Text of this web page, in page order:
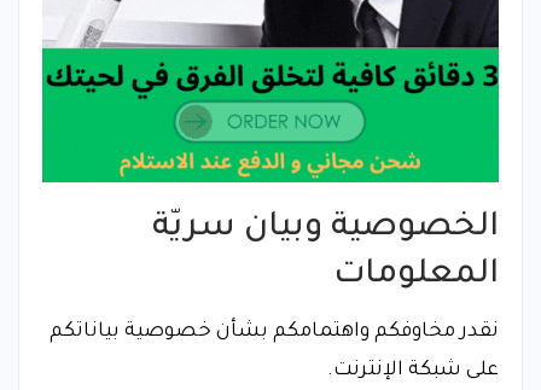
الخصوصية وبيان سريّة
المعلومات
نقدر مخاوفكم واهتمامكم بشأن خصوصية بياناتكم
على شبكة الإنترنت.